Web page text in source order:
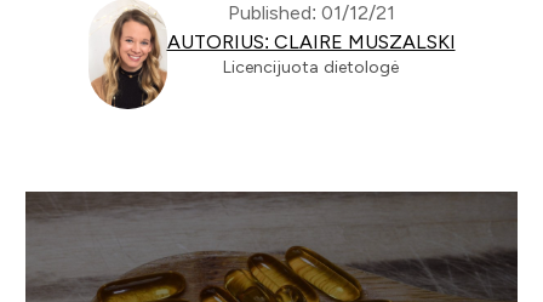
Published: 01/12/21
AUTORIUS: CLAIRE MUSZALSKI
Licencijuota dietologė